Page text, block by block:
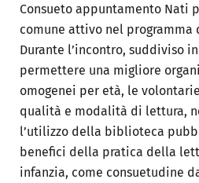
Consueto appuntamento Nati
comune attivo nel programma
Durante l’incontro, suddiviso
permettere una migliore
omogenei per età, le
qualità e modalità di lettura,
l’utilizzo della biblioteca
benefici della pratica della
infanzia, come consuetudine